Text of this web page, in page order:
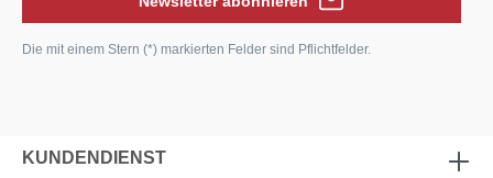
Die mit einem Stern (*) markierten Felder sind Pflichtfelder.
KUNDENDIENST